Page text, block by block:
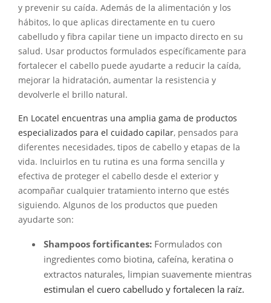
y prevenir su caída. Además de la alimentación y los
hábitos, lo que aplicas directamente en tu cuero
cabelludo y fibra capilar tiene un impacto directo en su
salud. Usar productos formulados específicamente para
fortalecer el cabello puede ayudarte a reducir la caída,
mejorar la hidratación, aumentar la resistencia y
devolverle el brillo natural.
En Locatel encuentras una amplia gama de productos
especializados para el cuidado capilar, pensados para
diferentes necesidades, tipos de cabello y etapas de la
vida. Incluirlos en tu rutina es una forma sencilla y
efectiva de proteger el cabello desde el exterior y
acompañar cualquier tratamiento interno que estés
siguiendo. Algunos de los productos que pueden
ayudarte son:
Shampoos fortificantes: Formulados con
ingredientes como biotina, cafeína, keratina o
extractos naturales, limpian suavemente mientras
estimulan el cuero cabelludo y fortalecen la raíz.